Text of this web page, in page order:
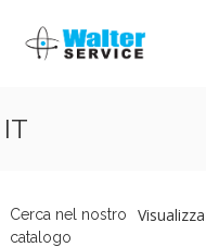
content
Walter
Service
veicolo?
Vieni
IT
Cerca nel nostro
catalogo